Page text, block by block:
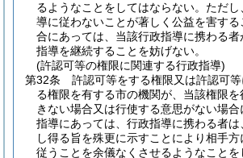
るようなことをしてはならない。 ただし
導に従わないことが著しく公益を害す
合にあっては、当該行政指導に携わる
指導を継続することを妨げない。
(許認可等の権限に関連する行政指導)
第32条
許認可等をする権限又は許認可
る権限を有する市の機関が、当該権限
きない場合又は行使する意思がない場
指導にあっては、行政指導に携わる者
し得る旨を殊更に示すことにより相手
従うことを余儀なくさせるようなことを